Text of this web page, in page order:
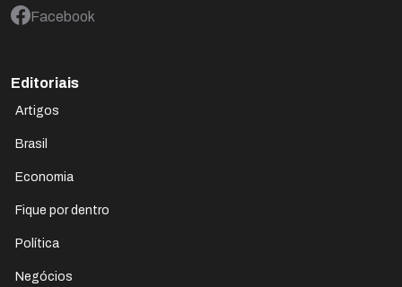
Facebook
Editoriais
Artigos
Brasil
Economia
Fique por dentro
Política
Negócios